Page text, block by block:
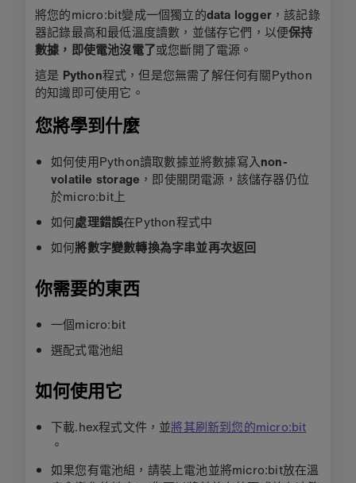
將您的micro:bit變成一個獨立的data logger ，該記錄
器記錄最高和最低溫度讀數，並儲存它們，以便保持
數據，即使電池沒電了或您斷開了電源。
這是 Python程式，但是您無需了解任何有關Python
的知識即可使用它。
您將學到什麼
如何使用Python讀取數據並將數據寫入non-
volatile storage ，即使關閉電源，該儲存器仍位
於micro:bit上
如何處理錯誤在Python程式中
如何將數字變數轉換為字串並再次返回
你需要的東西
一個micro:bit
選配式電池組
如何使用它
下載.hex程式文件，並將其刷新到您的micro:bit
。
如果您有電池組，請裝上電池並將micro:bit放在溫